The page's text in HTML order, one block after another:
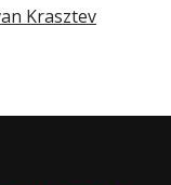
Krasztev